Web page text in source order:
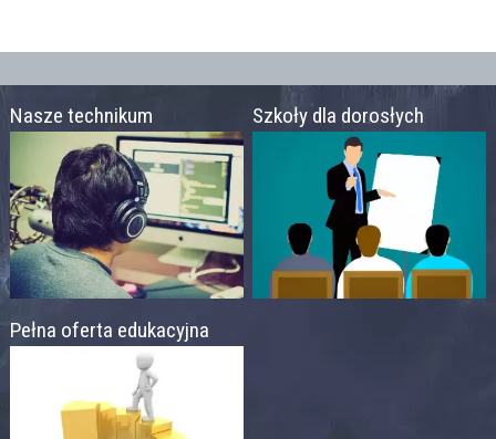
Nasze technikum Szkoły dla dorosłych
Pełna oferta edukacyjna